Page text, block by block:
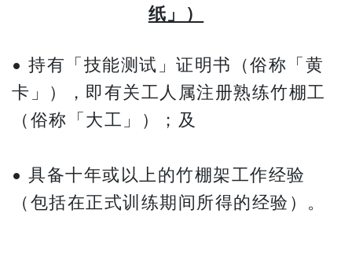
纸」）
• 持有「技能测试」证明书（俗称「黄
卡」），即有关工人属注册熟练竹棚工
（俗称「大工」）；及
• 具备十年或以上的竹棚架工作经验
（包括在正式训练期间所得的经验）。